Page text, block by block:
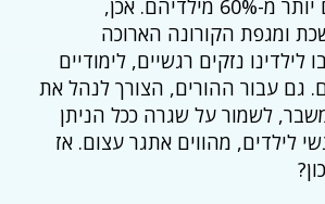
כלל סיוע, כמו גם יותר מ-60% מילדיהם. אכן,
ומגפת הקורונה הארוכה
נזקים רגשיים, לימודיים
גם עבור ההורים, הצורך לנהל את
לשמור על שגרה ככל הניתן
לילדים, מהווים אתגר עצום. אז